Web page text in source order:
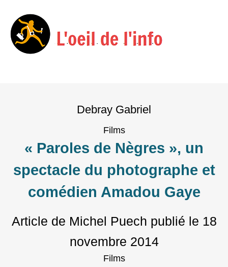
Debray Gabriel
Films
« Paroles de Nègres », un
spectacle du photographe et
comédien Amadou Gaye
Article de Michel Puech publié le 18
novembre 2014
Films